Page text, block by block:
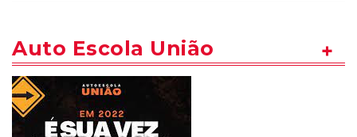
Auto Escola União